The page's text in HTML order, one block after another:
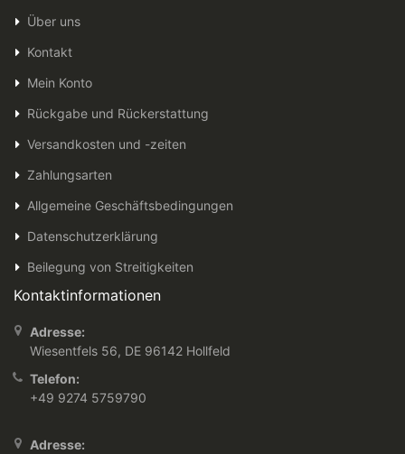
Über uns
Kontakt
Mein Konto
Rückgabe und Rückerstattung
Versandkosten und -zeiten
Zahlungsarten
Allgemeine Geschäftsbedingungen
Datenschutzerklärung
Beilegung von Streitigkeiten
Kontaktinformationen
Adresse:
Wiesentfels 56, DE 96142 Hollfeld
Telefon:
+49 9274 5759790
Adresse: